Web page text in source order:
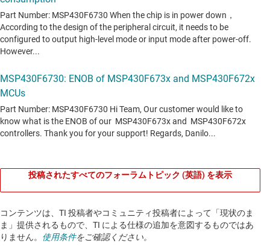
投稿されたすべてのフォーラムトピック (英語) を表示
コンテンツは、TI 投稿者やコミュニティ投稿者によって「現状のま
ま」提供されるもので、TI による仕様の追加を意図するものではあ
りません。 使用条件をご確認ください。